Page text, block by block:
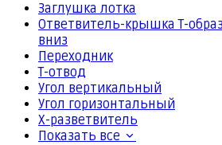
Заглушка лотка
Ответвитель-крышка Т-
вниз
Переходник
Т-отвод
Угол вертикальный
Угол горизонтальный
Х-разветвитель
Показать все